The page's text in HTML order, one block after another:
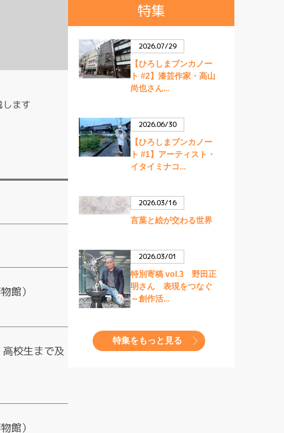
ます
館）
校生まで及
館）
特集
2026.07/29
【ひろしまブンカノー
ト #2】漆芸作家・高山
尚也さん...
2026.06/30
【ひろしまブンカノー
ト #1】アーティスト・
イタイミナコ...
2026.03/16
言葉と絵が交わる世界
2026.03/01
特別寄稿 vol.3 野田正
明さん 表現をつなぐ
～創作活...
特集をもっと見る